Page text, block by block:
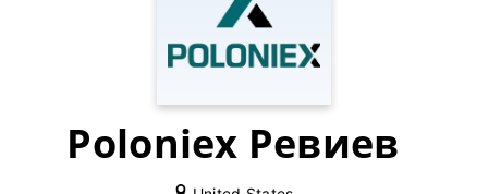
Poloniex Ревиев